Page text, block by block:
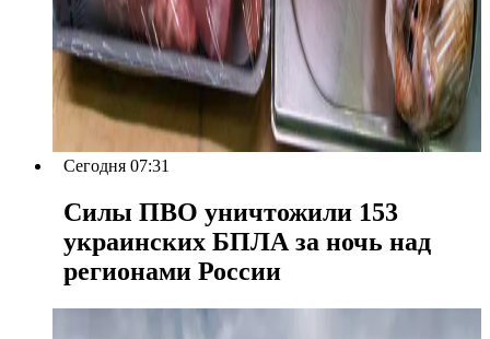
Сегодня 07:31
Силы ПВО уничтожили 153
украинских БПЛА за ночь над
регионами России